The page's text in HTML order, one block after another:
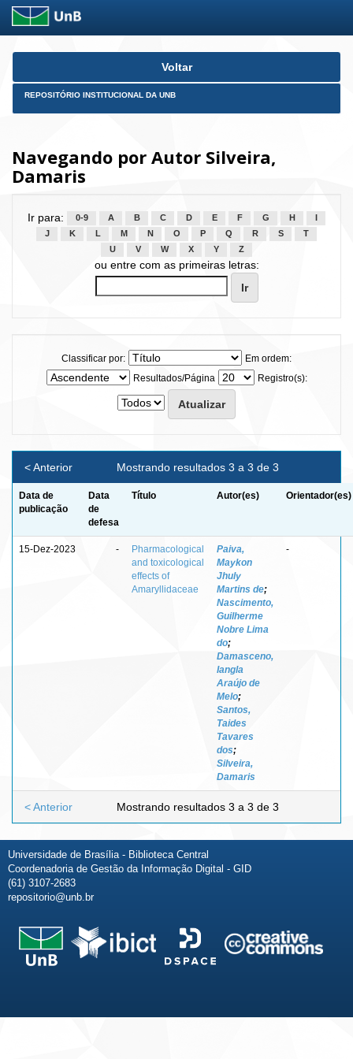
Skip
Voltar
REPOSITÓRIO INSTITUCIONAL DA UNB
Navegando por Autor Silveira,
Damaris
Ir para: 0-9 A B C D E F G H
J
K L M N O P Q R S
T
U
V W X Y Z
ou entre com as primeiras letras:
Classificar por:
Em ordem:
Resultados/Página
Registro(s):
Mostrando resultados 3 a 3 de 3
< Anterior
Data de
publicação
Data
de
defesa
Título Autor(es) Orientador(es)
15-Dez-2023 -
Pharmacological
and toxicological
effects of
Amaryllidaceae
Paiva,
Maykon
Jhuly
Martins de;
Nascimento,
Guilherme
Nobre Lima
do;
Damasceno,
Iangla
Araújo de
Melo;
Santos,
Taides
Tavares
dos;
Silveira,
Damaris
-
Mostrando resultados 3 a 3 de 3
< Anterior
Universidade de Brasília - Biblioteca Central
Coordenadoria de Gestão da Informação Digital - GID
(61) 3107-2683
repositorio@unb.br